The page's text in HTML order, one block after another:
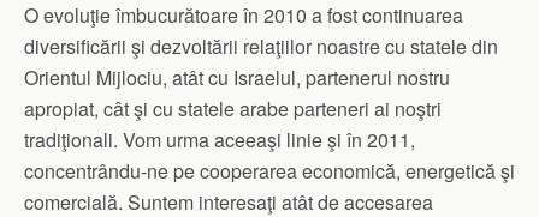
O evoluţie îmbucurătoare în 2010 a fost continuarea
diversificării şi dezvoltării relaţiilor noastre cu statele din
Orientul Mijlociu, atât cu Israelul, partenerul nostru
apropiat, cât şi cu statele arabe parteneri ai noştri
tradiţionali. Vom urma aceeaşi linie şi în 2011,
concentrându-ne pe cooperarea economică, energetică şi
comercială. Suntem interesaţi atât de accesarea